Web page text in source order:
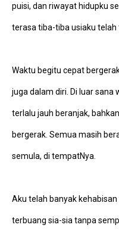
puisi, dan riwayat hidupku
terasa tiba-tiba usiaku telah
Waktu begitu cepat
juga dalam diri. Di luar sana
terlalu jauh beranjak,
bergerak. Semua masih
semula, di tempatNya.
Aku telah banyak kehabisan
terbuang sia-sia tanpa